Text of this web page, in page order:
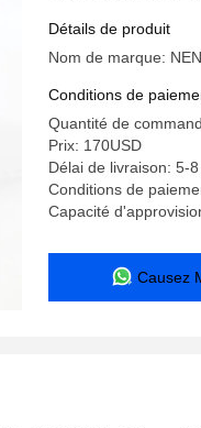
applications
Détails de produit
Nom de marque:
Conditions de
Quantité de
Prix: 170USD
Délai de livraison: 5-
Conditions de
Capacité
Causez